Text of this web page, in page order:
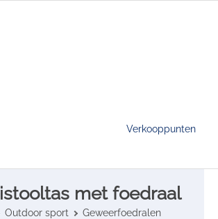
Verkooppunten
met foedraal
Outdoor sport Geweerfoedralen